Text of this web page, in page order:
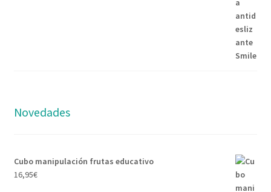
Novedades
Cubo manipulación frutas educativo
16,95€